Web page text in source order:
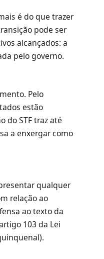
é do que trazer
pode ser
alcançados: a
pelo governo.
Pelo
estão
do STF traz até
a enxergar como
qualquer
relação ao
ao texto da
103 da Lei